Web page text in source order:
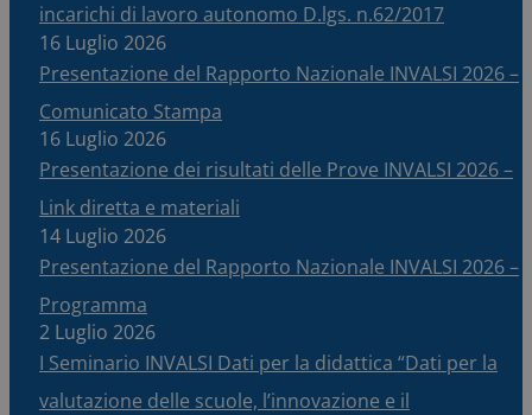
incarichi di lavoro autonomo D.lgs. n.62/2017
16 Luglio 2026
Presentazione del Rapporto Nazionale INVALSI 2026 –
Comunicato Stampa
16 Luglio 2026
Presentazione dei risultati delle Prove INVALSI 2026 –
Link diretta e materiali
14 Luglio 2026
Presentazione del Rapporto Nazionale INVALSI 2026 –
Programma
2 Luglio 2026
I Seminario INVALSI Dati per la didattica “Dati per la
valutazione delle scuole, l’innovazione e il